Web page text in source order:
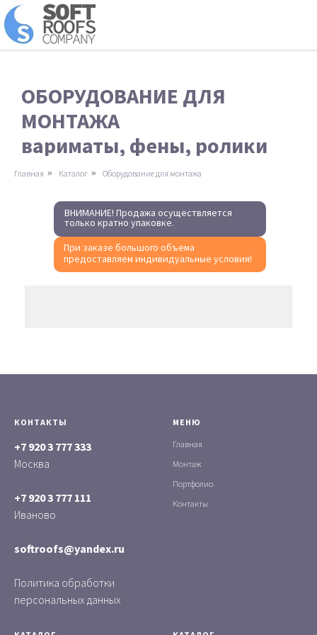
ОБОРУДОВАНИЕ ДЛЯ
МОНТАЖА
вариматы, фены, ролики
Главная » Каталог » Оборудование для монтажа
ВНИМАНИЕ! Продажа осуществляется
только кратно упаковке.
При заказе большого объема
предоставляем индивидуальные условия!
КОНТАКТЫ
+7 920 3 777 333
Москва
+7 920 3 777 111
Иваново
softroofs@yandex.ru
Политика обработки
персональных данных
МЕНЮ
Главная
Монтаж
Портфолио
Контакты